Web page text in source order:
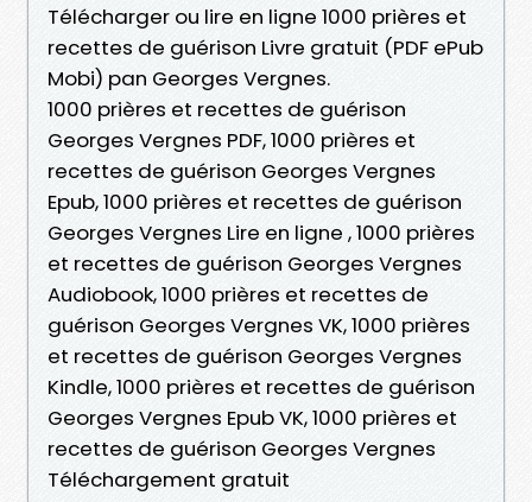
Télécharger ou lire en ligne 1000 prières et
recettes de guérison Livre gratuit (PDF ePub
Mobi) pan Georges Vergnes.
1000 prières et recettes de guérison
Georges Vergnes PDF, 1000 prières et
recettes de guérison Georges Vergnes
Epub, 1000 prières et recettes de guérison
Georges Vergnes Lire en ligne , 1000 prières
et recettes de guérison Georges Vergnes
Audiobook, 1000 prières et recettes de
guérison Georges Vergnes VK, 1000 prières
et recettes de guérison Georges Vergnes
Kindle, 1000 prières et recettes de guérison
Georges Vergnes Epub VK, 1000 prières et
recettes de guérison Georges Vergnes
Téléchargement gratuit